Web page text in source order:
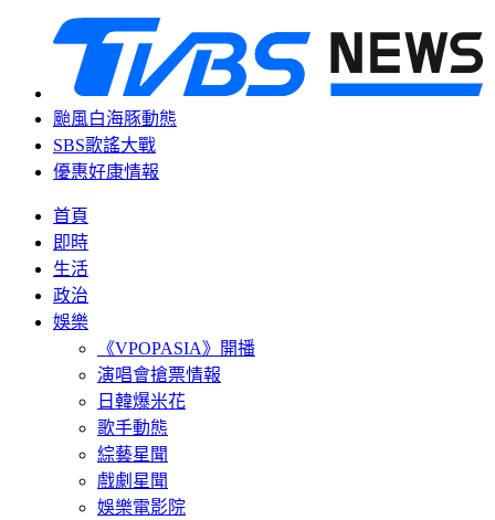
颱風白海豚動態
SBS歌謠大戰
優惠好康情報
首頁
即時
生活
政治
娛樂
《VPOPASIA》開播
演唱會搶票情報
日韓爆米花
歌手動態
綜藝星聞
戲劇星聞
娛樂電影院